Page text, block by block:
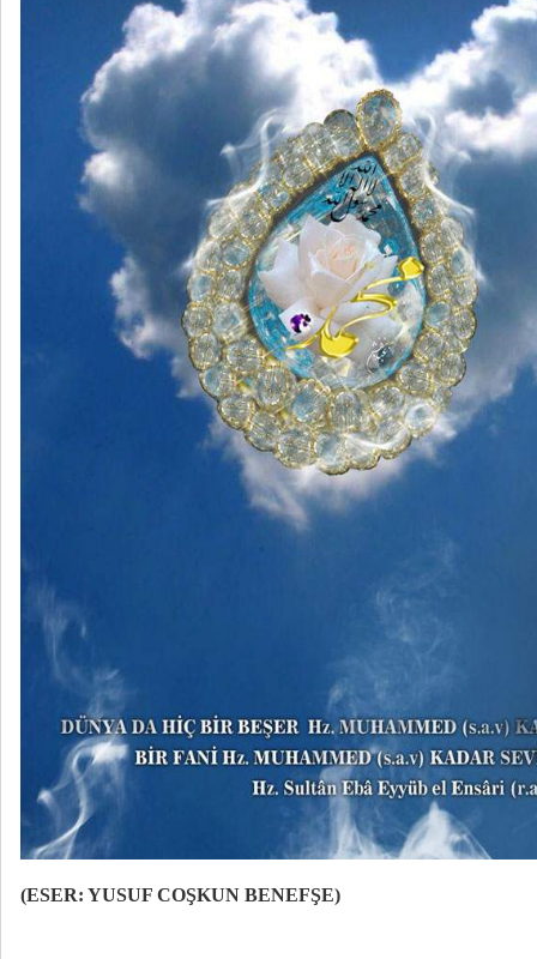
(ESER: YUSUF COŞKUN BENEFŞE)